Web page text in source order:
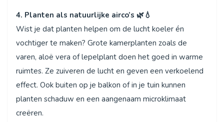
4. Planten als natuurlijke airco’s 🌿💧
Wist je dat planten helpen om de lucht koeler én
vochtiger te maken? Grote kamerplanten zoals de
varen, aloë vera of lepelplant doen het goed in warme
ruimtes. Ze zuiveren de lucht en geven een verkoelend
effect. Ook buiten op je balkon of in je tuin kunnen
planten schaduw en een aangenaam microklimaat
creëren.